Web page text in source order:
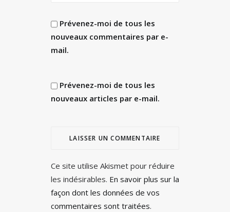
Prévenez-moi de tous les
nouveaux commentaires par e-
mail.
Prévenez-moi de tous les
nouveaux articles par e-mail.
Ce site utilise Akismet pour réduire
les indésirables. En savoir plus sur la
façon dont les données de vos
commentaires sont traitées.